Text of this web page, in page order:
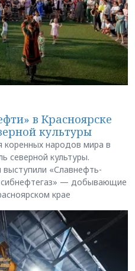
в Красноярске
культуры
народов мира в
северной культуры.
«Славнефть-
— добывающие
крае